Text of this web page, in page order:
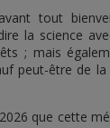
tout
la science
; mais
peut-être de
que cette